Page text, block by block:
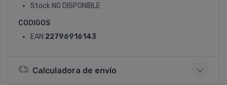
Stock NO DISPONIBLE
CODIGOS
EAN 22796916143
Calculadora de envío